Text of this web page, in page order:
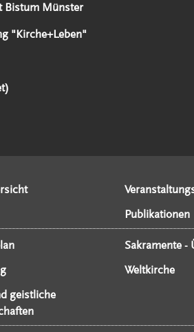
Bistum Münster
"Kirche+Leben"
Publikationen
Sakramente -
Weltkirche
geistliche